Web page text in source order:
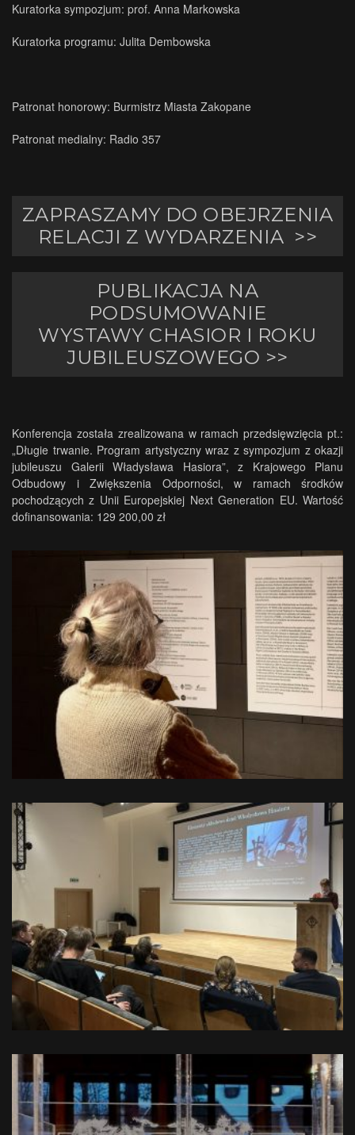
Kuratorka sympozjum: prof. Anna Markowska
Kuratorka programu: Julita Dembowska
Patronat honorowy: Burmistrz Miasta Zakopane
Patronat medialny: Radio 357
ZAPRASZAMY DO OBEJRZENIA
RELACJI Z WYDARZENIA >>
PUBLIKACJA NA
PODSUMOWANIE
WYSTAWY CHASIOR I ROKU
JUBILEUSZOWEGO >>
Konferencja została zrealizowana w ramach przedsięwzięcia pt.:
„Długie trwanie. Program artystyczny wraz z sympozjum z okazji
jubileuszu Galerii Władysława Hasiora”, z Krajowego Planu
Odbudowy i Zwiększenia Odporności, w ramach środków
pochodzących z Unii Europejskiej Next Generation EU. Wartość
dofinansowania: 129 200,00 zł